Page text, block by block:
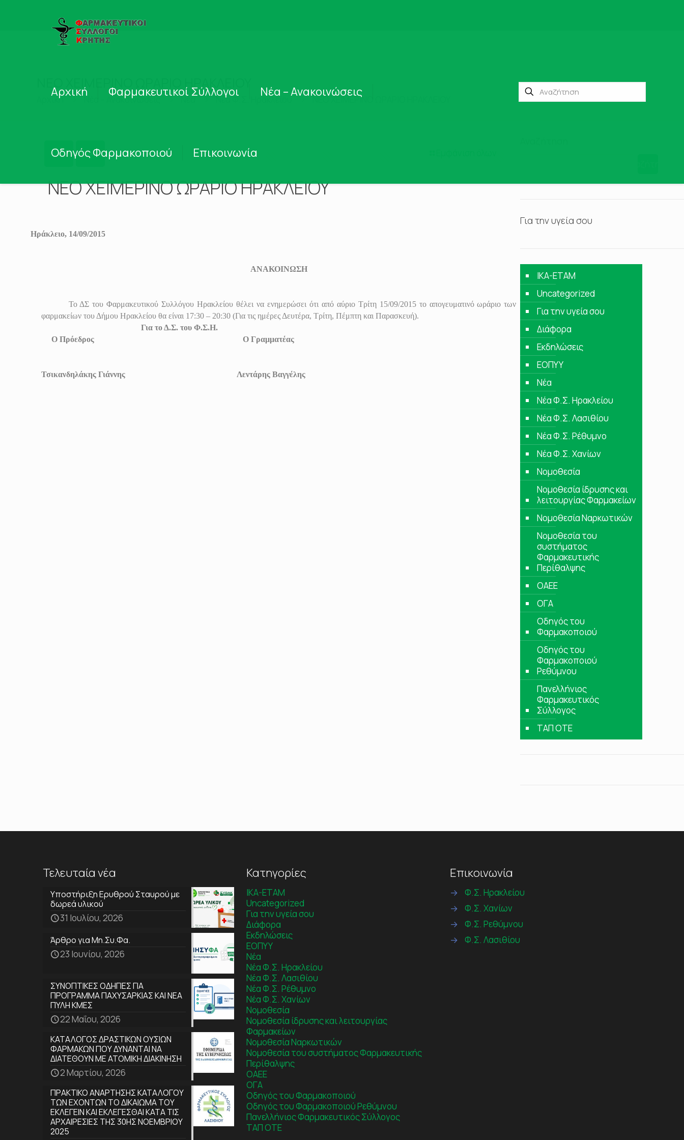
Αρχική Φαρμακευτικοί Σύλλογοι Νέα – Ανακοινώσεις
Οδηγός Φαρμακοποιού Επικοινωνία
ΝΕΟ ΧΕΙΜΕΡΙΝΟ ΩΡΑΡΙΟ ΗΡΑΚΛΕΙΟΥ
Αρχική Νέα – Ανακοινώσεις Νέα Νέα Φ.Σ. Ηρακλείου ΝΕΟ ΧΕΙΜΕΡΙΝΟ ΩΡΑΡΙΟ ΗΡΑΚΛΕΙΟΥ
ΝΕΟ ΧΕΙΜΕΡΙΝΟ ΩΡΑΡΙΟ ΗΡΑΚΛΕΙΟΥ
Ηράκλειο, 14/09/2015
ΑΝΑΚΟΙΝΩΣΗ
Το ΔΣ του Φαρμακευτικού Συλλόγου Ηρακλείου θέλει να ενημερώσει ότι από αύριο Τρίτη 15/09/2015 το απογευματινό ωράριο των
φαρμακείων του Δήμου Ηρακλείου θα είναι 17:30 – 20:30 (Για τις ημέρες Δευτέρα, Τρίτη, Πέμπτη και Παρασκευή).
Για το Δ.Σ. του Φ.Σ.Η.
Ο Πρόεδρος Ο Γραμματέας
Τσικανδηλάκης Γιάννης Λεντάρης Βαγγέλης
Για την υγεία σου
IKA-ETAM
Uncategorized
Για την υγεία σου
Διάφορα
Εκδηλώσεις
ΕΟΠΥΥ
Νέα
Νέα Φ.Σ. Ηρακλείου
Νέα Φ.Σ. Λασιθίου
Νέα Φ.Σ. Ρέθυμνο
Νέα Φ.Σ. Χανίων
Νομοθεσία
Νομοθεσία ίδρυσης και
λειτουργίας Φαρμακείων
Νομοθεσία Ναρκωτικών
Νομοθεσία του
συστήματος
Φαρμακευτικής
Περίθαλψης
ΟΑΕΕ
ΟΓΑ
Οδηγός του
Φαρμακοποιού
Οδηγός του
Φαρμακοποιού
Ρεθύμνου
Πανελλήνιος
Φαρμακευτικός
Σύλλογος
ΤΑΠ ΟΤΕ
Τελευταία νέα
Υποστήριξη Ερυθρού Σταυρού με
δωρεά υλικού
31 Ιουλίου, 2026
Άρθρο για Μη.Συ.Φα.
23 Ιουνίου, 2026
ΣΥΝΟΠΤΙΚΕΣ ΟΔΗΓΙΕΣ ΓΙΑ
ΠΡΟΓΡΑΜΜΑ ΠΑΧΥΣΑΡΚΙΑΣ ΚΑΙ ΝΕΑ
ΠΥΛΗ ΚΜΕΣ
22 Μαΐου, 2026
ΚΑΤΑΛΟΓΟΣ ΔΡΑΣΤΙΚΩΝ ΟΥΣΙΩΝ
ΦΑΡΜΑΚΩΝ ΠΟΥ ΔΥΝΑΝΤΑΙ ΝΑ
ΔΙΑΤΕΘΟΥΝ ΜΕ ΑΤΟΜΙΚΗ ΔΙΑΚΙΝΗΣΗ
2 Μαρτίου, 2026
ΠΡΑΚΤΙΚΟ ΑΝΑΡΤΗΣΗΣ ΚΑΤΑΛΟΓΟΥ
ΤΩΝ ΕΧΟΝΤΩΝ ΤΟ ΔΙΚΑΙΩΜΑ ΤΟΥ
ΕΚΛΕΓΕΙΝ ΚΑΙ ΕΚΛΕΓΕΣΘΑΙ ΚΑΤΑ ΤΙΣ
ΑΡΧΑΙΡΕΣΙΕΣ ΤΗΣ 30ΗΣ ΝΟΕΜΒΡΙΟΥ
2025
Κατηγορίες
IKA-ETAM
Uncategorized
Για την υγεία σου
Διάφορα
Εκδηλώσεις
ΕΟΠΥΥ
Νέα
Νέα Φ.Σ. Ηρακλείου
Νέα Φ.Σ. Λασιθίου
Νέα Φ.Σ. Ρέθυμνο
Νέα Φ.Σ. Χανίων
Νομοθεσία
Νομοθεσία ίδρυσης και λειτουργίας
Φαρμακείων
Νομοθεσία Ναρκωτικών
Νομοθεσία του συστήματος Φαρμακευτικής
Περίθαλψης
ΟΑΕΕ
ΟΓΑ
Οδηγός του Φαρμακοποιού
Οδηγός του Φαρμακοποιού Ρεθύμνου
Πανελλήνιος Φαρμακευτικός Σύλλογος
ΤΑΠ ΟΤΕ
Επικοινωνία
→
Φ.Σ. Ηρακλείου
→
Φ.Σ. Χανίων
→
Φ.Σ. Ρεθύμνου
→
Φ.Σ. Λασιθίου